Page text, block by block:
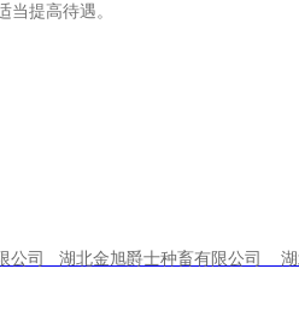
公司 湖北金旭爵士种畜有限公司
提高待遇。